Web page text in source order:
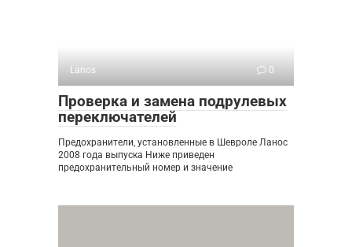
Lanos 0
Проверка и замена подрулевых
переключателей
Предохранители, установленные в Шевроле Ланос
2008 года выпуска Ниже приведен
предохранительный номер и значение